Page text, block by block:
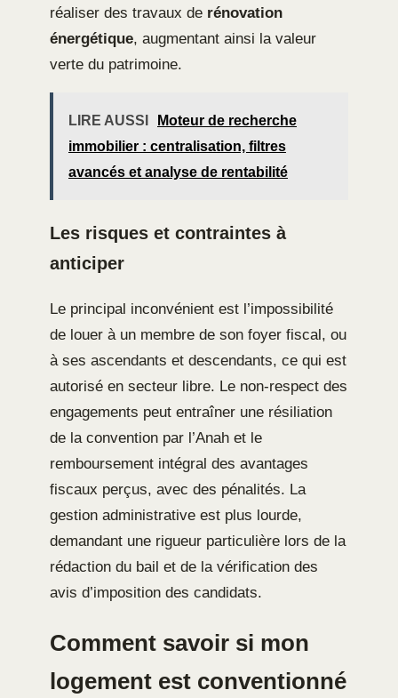
réaliser des travaux de rénovation
énergétique, augmentant ainsi la valeur
verte du patrimoine.
LIRE AUSSI
Moteur de recherche
immobilier : centralisation, filtres
avancés et analyse de rentabilité
Les risques et contraintes à
anticiper
Le principal inconvénient est l’impossibilité
de louer à un membre de son foyer fiscal, ou
à ses ascendants et descendants, ce qui est
autorisé en secteur libre. Le non-respect des
engagements peut entraîner une résiliation
de la convention par l’Anah et le
remboursement intégral des avantages
fiscaux perçus, avec des pénalités. La
gestion administrative est plus lourde,
demandant une rigueur particulière lors de la
rédaction du bail et de la vérification des
avis d’imposition des candidats.
Comment savoir si mon
logement est conventionné